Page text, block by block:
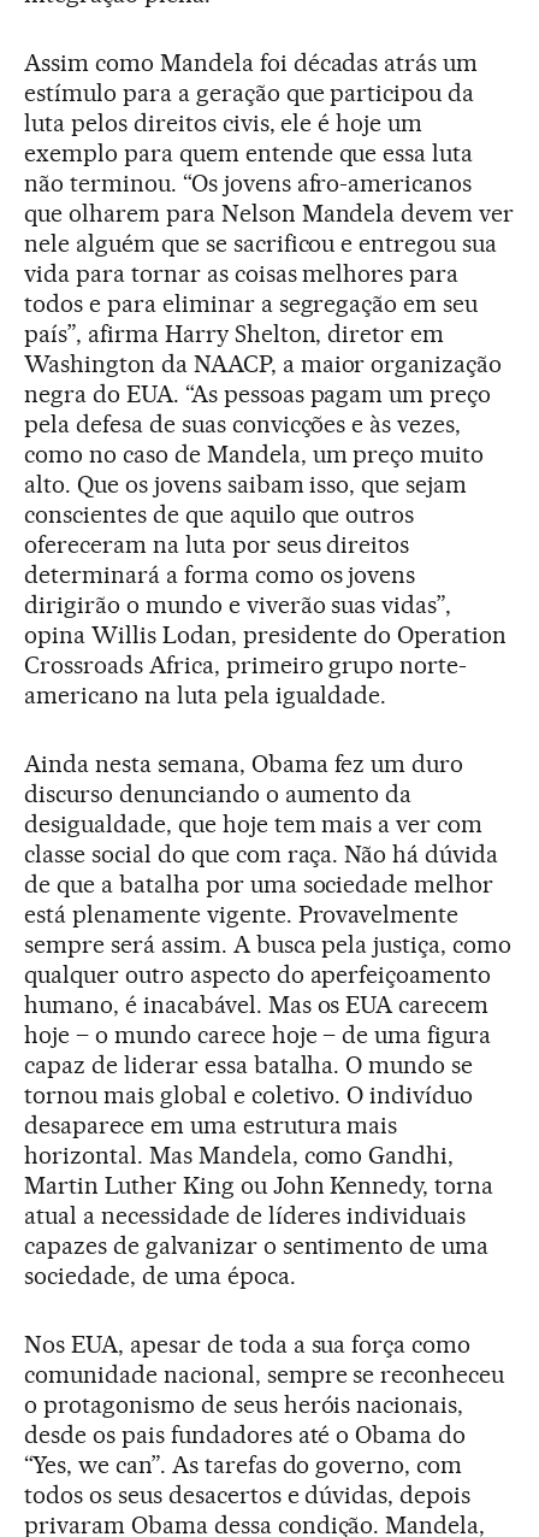
Assim como Mandela foi décadas atrás um
estímulo para a geração que participou da
luta pelos direitos civis, ele é hoje um
exemplo para quem entende que essa luta
não terminou. “Os jovens afro-americanos
que olharem para Nelson Mandela devem ver
nele alguém que se sacrificou e entregou sua
vida para tornar as coisas melhores para
todos e para eliminar a segregação em seu
país”, afirma Harry Shelton, diretor em
Washington da NAACP, a maior organização
negra do EUA. “As pessoas pagam um preço
pela defesa de suas convicções e às vezes,
como no caso de Mandela, um preço muito
alto. Que os jovens saibam isso, que sejam
conscientes de que aquilo que outros
ofereceram na luta por seus direitos
determinará a forma como os jovens
dirigirão o mundo e viverão suas vidas”,
opina Willis Lodan, presidente do Operation
Crossroads Africa, primeiro grupo norte-
americano na luta pela igualdade.
Ainda nesta semana, Obama fez um duro
discurso denunciando o aumento da
desigualdade, que hoje tem mais a ver com
classe social do que com raça. Não há dúvida
de que a batalha por uma sociedade melhor
está plenamente vigente. Provavelmente
sempre será assim. A busca pela justiça, como
qualquer outro aspecto do aperfeiçoamento
humano, é inacabável. Mas os EUA carecem
hoje – o mundo carece hoje – de uma figura
capaz de liderar essa batalha. O mundo se
tornou mais global e coletivo. O indivíduo
desaparece em uma estrutura mais
horizontal. Mas Mandela, como Gandhi,
Martin Luther King ou John Kennedy, torna
atual a necessidade de líderes individuais
capazes de galvanizar o sentimento de uma
sociedade, de uma época.
Nos EUA, apesar de toda a sua força como
comunidade nacional, sempre se reconheceu
o protagonismo de seus heróis nacionais,
desde os pais fundadores até o Obama do
“Yes, we can”. As tarefas do governo, com
todos os seus desacertos e dúvidas, depois
privaram Obama dessa condição. Mandela,